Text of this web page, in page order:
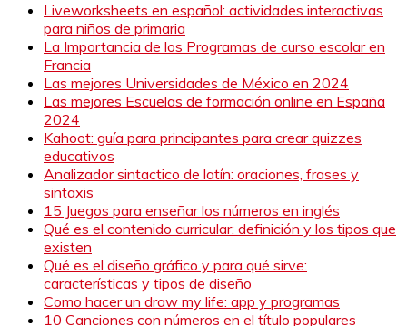
Liveworksheets en español: actividades interactivas
para niños de primaria
La Importancia de los Programas de curso escolar en
Francia
Las mejores Universidades de México en 2024
Las mejores Escuelas de formación online en España
2024
Kahoot: guía para principantes para crear quizzes
educativos
Analizador sintactico de latín: oraciones, frases y
sintaxis
15 Juegos para enseñar los números en inglés
Qué es el contenido curricular: definición y los tipos que
existen
Qué es el diseño gráfico y para qué sirve:
características y tipos de diseño
Como hacer un draw my life: app y programas
10 Canciones con números en el título populares